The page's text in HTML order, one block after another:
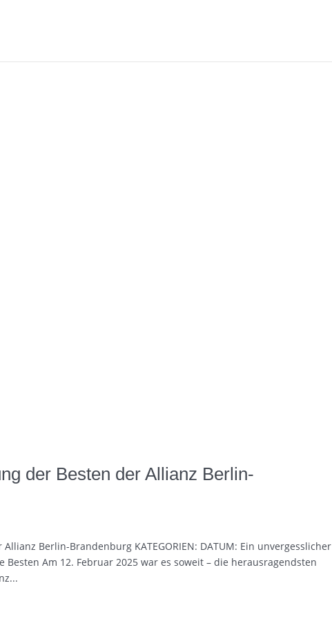
der Besten der Allianz Berlin-
Berlin-Brandenburg KATEGORIEN: DATUM: Ein unvergesslicher
Am 12. Februar 2025 war es soweit – die herausragendsten